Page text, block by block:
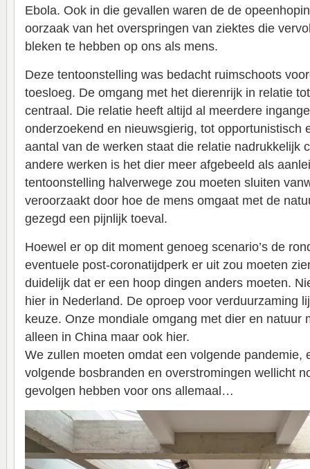
Ebola. Ook in die gevallen waren de de
oorzaak van het overspringen van ziektes die
bleken te hebben op ons als mens.
Deze tentoonstelling was bedacht ruimschoots
toesloeg. De omgang met het dierenrijk in relatie
centraal. Die relatie heeft altijd al meerdere
onderzoekend en nieuwsgierig, tot opportunistisch
aantal van de werken staat die relatie nadrukkelijk
andere werken is het dier meer afgebeeld als
tentoonstelling halverwege zou moeten sluiten
veroorzaakt door hoe de mens omgaat met de
gezegd een pijnlijk toeval.
Hoewel er op dit moment genoeg scenario’s de
eventuele post-coronatijdperk er uit zou moeten
duidelijk dat er een hoop dingen anders moeten.
hier in Nederland. De oproep voor verduurzaming
keuze. Onze mondiale omgang met dier en natuur
alleen in China maar ook hier.
We zullen moeten omdat een volgende pandemie,
volgende bosbranden en overstromingen wellicht
gevolgen hebben voor ons allemaal…